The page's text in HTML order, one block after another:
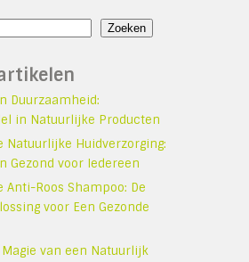
Zoeken
Duurzaamheid:
in Natuurlijke Producten
Natuurlijke Huidverzorging:
Gezond voor Iedereen
Anti-Roos Shampoo: De
voor Een Gezonde
van een Natuurlijk